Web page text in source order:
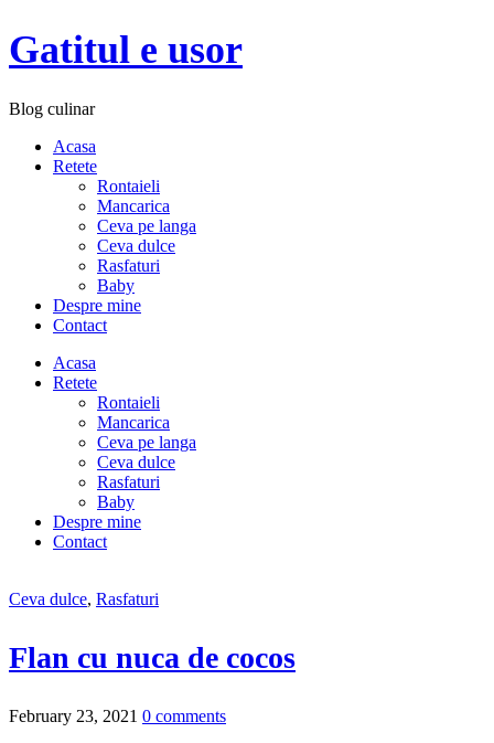
Gatitul e usor
Blog culinar
Acasa
Retete
Rontaieli
Mancarica
Ceva pe langa
Ceva dulce
Rasfaturi
Baby
Despre mine
Contact
Acasa
Retete
Rontaieli
Mancarica
Ceva pe langa
Ceva dulce
Rasfaturi
Baby
Despre mine
Contact
Ceva dulce, Rasfaturi
Flan cu nuca de cocos
February 23, 2021 0 comments